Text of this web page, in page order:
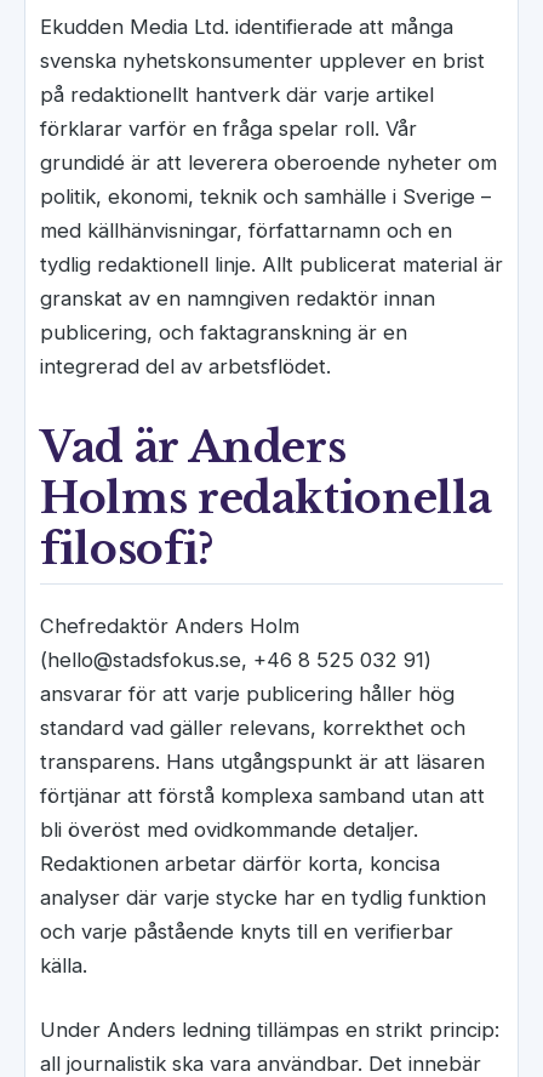
Ekudden Media Ltd. identifierade att många
svenska nyhetskonsumenter upplever en brist
på redaktionellt hantverk där varje artikel
förklarar varför en fråga spelar roll. Vår
grundidé är att leverera oberoende nyheter om
politik, ekonomi, teknik och samhälle i Sverige –
med källhänvisningar, författarnamn och en
tydlig redaktionell linje. Allt publicerat material är
granskat av en namngiven redaktör innan
publicering, och faktagranskning är en
integrerad del av arbetsflödet.
Vad är Anders
Holms redaktionella
filosofi?
Chefredaktör Anders Holm
(hello@stadsfokus.se, +46 8 525 032 91)
ansvarar för att varje publicering håller hög
standard vad gäller relevans, korrekthet och
transparens. Hans utgångspunkt är att läsaren
förtjänar att förstå komplexa samband utan att
bli överöst med ovidkommande detaljer.
Redaktionen arbetar därför korta, koncisa
analyser där varje stycke har en tydlig funktion
och varje påstående knyts till en verifierbar
källa.
Under Anders ledning tillämpas en strikt princip:
all journalistik ska vara användbar. Det innebär